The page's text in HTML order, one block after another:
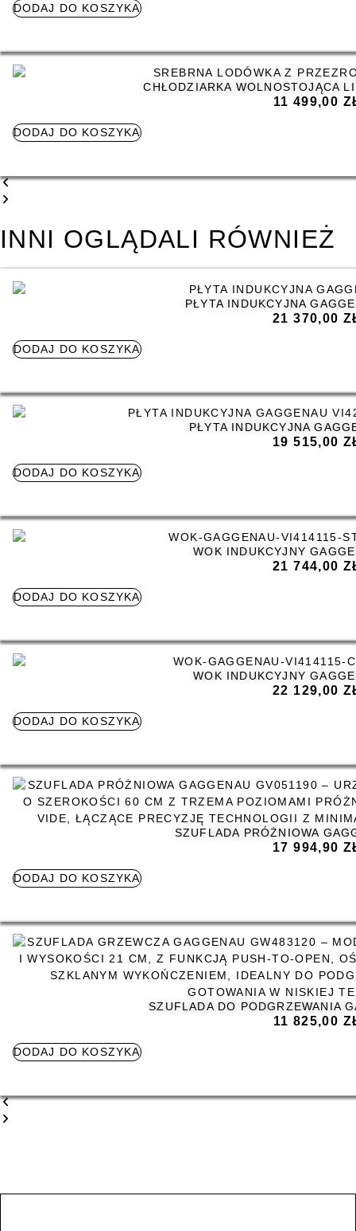
DODAJ DO KOSZYKA
CHŁODZIARKA WOLNOSTOJĄCA
11 499,00
DODAJ DO KOSZYKA
INNI OGLĄDALI RÓWNIEŻ
PŁYTA INDUKCYJNA
21 370,00
DODAJ DO KOSZYKA
PŁYTA INDUKCYJNA
19 515,00
DODAJ DO KOSZYKA
WOK INDUKCYJNY
21 744,00
DODAJ DO KOSZYKA
WOK INDUKCYJNY
22 129,00
DODAJ DO KOSZYKA
SZUFLADA PRÓŻNIOWA
17 994,90
DODAJ DO KOSZYKA
SZUFLADA DO PODGRZEWANIA
11 825,00
DODAJ DO KOSZYKA